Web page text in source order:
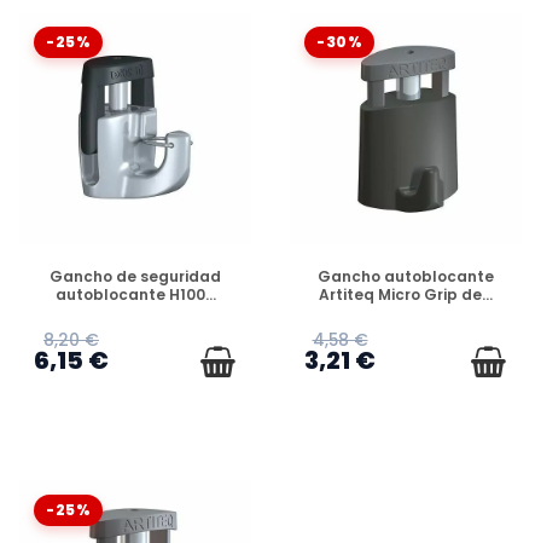
-25%
DISPONIBLE
Gancho de seguridad
autoblocante H100...
8,20 €
6,15 €
-30%
DISPONIBLE
Gancho autoblocante
Artiteq Micro Grip de...
4,58 €
3,21 €
-25%